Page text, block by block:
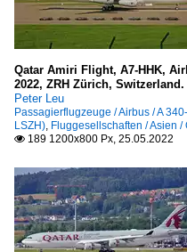
Azerbaijan
Government
Iran
Gouvernment
Government
Kuwait
Qatar Amiri Flight, A7-HHK,
2022, ZRH Zürich, Switzerland.
Peter Leu
Passagierflugzeuge / Airbus / A 340-
LSZH), Fluggesellschaften / Asien /
 189 1200x800 Px, 25.05.2022